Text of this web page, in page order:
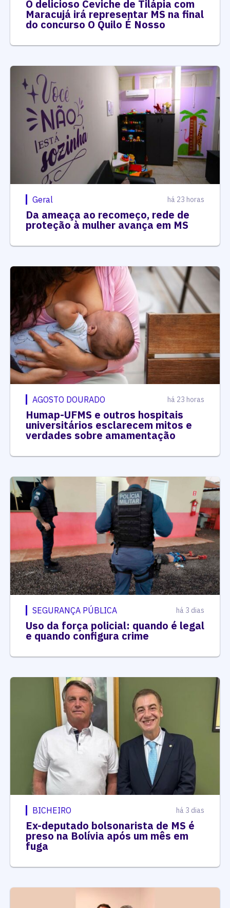
O delicioso Ceviche de Tilápia com
Maracujá irá representar MS na final
do concurso O Quilo É Nosso
Geral há 23 horas
Da ameaça ao recomeço, rede de
proteção à mulher avança em MS
AGOSTO DOURADO há 23 horas
Humap-UFMS e outros hospitais
universitários esclarecem mitos e
verdades sobre amamentação
SEGURANÇA PÚBLICA há 3 dias
Uso da força policial: quando é legal
e quando configura crime
BICHEIRO há 3 dias
Ex-deputado bolsonarista de MS é
preso na Bolívia após um mês em
fuga